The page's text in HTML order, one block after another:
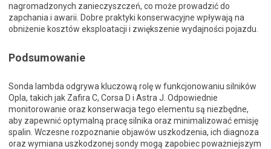
nagromadzonych zanieczyszczeń, co może prowadzić do
zapchania i awarii. Dobre praktyki konserwacyjne wpływają na
obniżenie kosztów eksploatacji i zwiększenie wydajności pojazdu.
Podsumowanie
Sonda lambda odgrywa kluczową rolę w funkcjonowaniu silników
Opla, takich jak Zafira C, Corsa D i Astra J. Odpowiednie
monitorowanie oraz konserwacja tego elementu są niezbędne,
aby zapewnić optymalną pracę silnika oraz minimalizować emisję
spalin. Wczesne rozpoznanie objawów uszkodzenia, ich diagnoza
oraz wymiana uszkodzonej sondy mogą zapobiec poważniejszym